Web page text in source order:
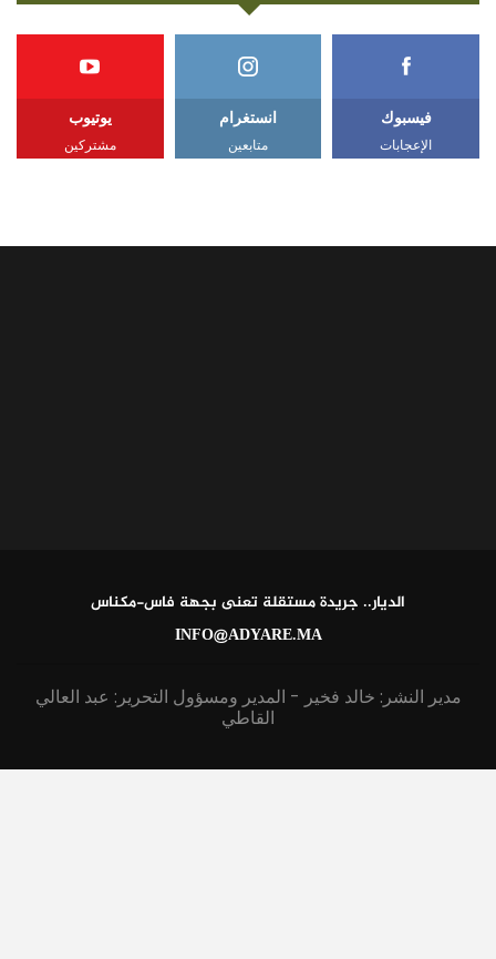
فيسبوك
الإعجابات
انستغرام
متابعين
يوتيوب
مشتركين
الديار.. جريدة مستقلة تعنى بجهة فاس-مكناس
INFO@ADYARE.MA
مدير النشر: خالد فخير - المدير ومسؤول التحرير: عبد العالي
القاطي